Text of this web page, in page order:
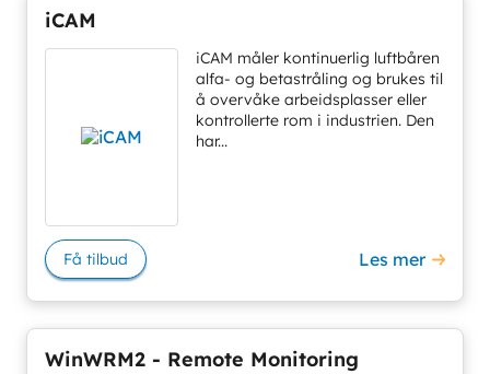
iCAM
iCAM måler kontinuerlig luftbåren
alfa- og betastråling og brukes til
å overvåke arbeidsplasser eller
kontrollerte rom i industrien. Den
har...
Få tilbud Les mer
WinWRM2 - Remote Monitoring